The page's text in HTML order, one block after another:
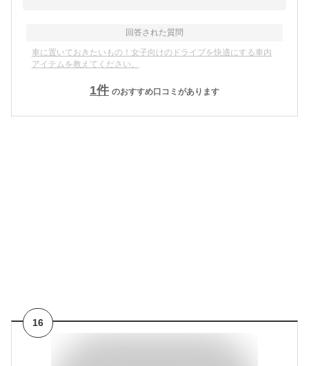
回答された質問
車に置いておきたいもの！女子向けのドライブを快適にする車内
アイテムを教えてください。
1件 のおすすめ口コミがあります
16